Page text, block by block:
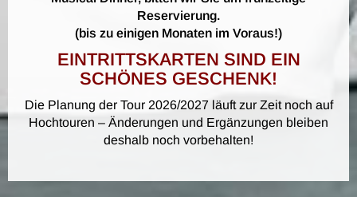
Reservierung.
(bis zu einigen Monaten im Voraus!)
EINTRITTSKARTEN SIND EIN
SCHÖNES GESCHENK!
Die Planung der Tour 2026/2027 läuft zur Zeit noch auf
Hochtouren – Änderungen und Ergänzungen bleiben
deshalb noch vorbehalten!